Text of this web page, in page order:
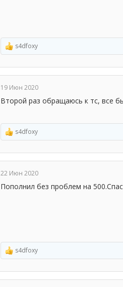
Р
е
а
к
и
и
s4dfoxy
19 Июн 2020
Второй раз обращаюсь к тс, все
Р
е
а
к
и
и
:
s4dfoxy
22 Июн 2020
Пополнил без проблем на
Р
е
а
к
s4dfoxy